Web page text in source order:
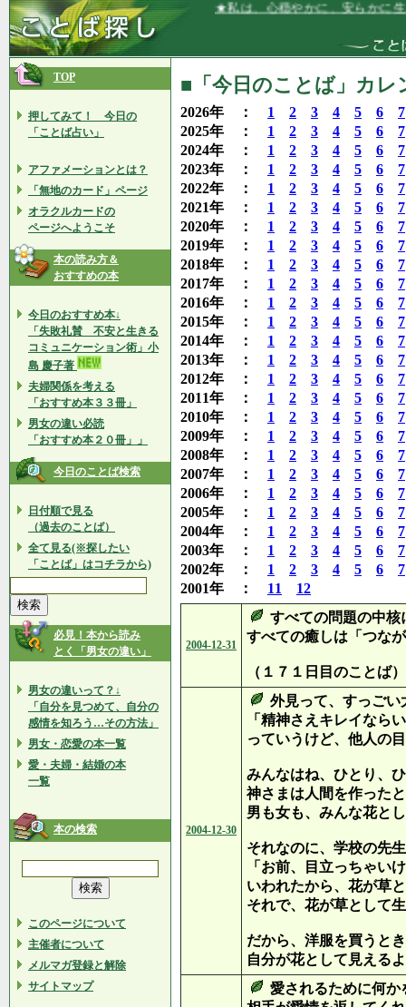
★私は、心穏やかに、安らかに生きてい
TOP
押してみて！ 今日の
「ことば占い」
アファメーションとは？
「無地のカード」ページ
オラクルカードの
ページへようこそ
本の読み方＆
おすすめの本
今日のおすすめ本↓
「失敗礼賛 不安と生きる
コミュニケーション術」小
島 慶子著
夫婦関係を考える
「おすすめ本３３冊」
男女の違い必読
「おすすめ本２０冊」」
今日のことば検索
日付順で見る
（過去のことば）
全て見る(※探したい
「ことば」はコチラから)
必見！本から読み
とく「男女の違い」
男女の違いって？↓
「自分を見つめて、自分の
感情を知ろう…その方法」
男女・恋愛の本一覧
愛・夫婦・結婚の本
一覧
本の検索
このページについて
主催者について
メルマガ登録と解除
サイトマップ
■「今日のことば」カ
2026年 ： 1 2 3 4 5 6
7
2025年 ： 1 2 3 4 5 6
7
2024年 ： 1 2 3 4 5 6
7
2023年 ： 1 2 3 4 5 6
7
2022年 ： 1 2 3 4 5 6
7
2021年 ： 1 2 3 4 5 6
7
2020年 ： 1 2 3 4 5 6
7
2019年 ： 1 2 3 4 5 6
7
2018年 ： 1 2 3 4 5 6
7
2017年 ： 1 2 3 4 5 6
7
2016年 ： 1 2 3 4 5 6
7
2015年 ： 1 2 3 4 5 6
7
2014年 ： 1 2 3 4 5 6
7
2013年 ： 1 2 3 4 5 6
7
2012年 ： 1 2 3 4 5 6
7
2011年 ： 1 2 3 4 5 6
7
2010年 ： 1 2 3 4 5 6
7
2009年 ： 1 2 3 4 5 6
7
2008年 ： 1 2 3 4 5 6
7
2007年 ： 1 2 3 4 5 6
7
2006年 ： 1 2 3 4 5 6
7
2005年 ： 1 2 3 4 5 6
7
2004年 ： 1 2 3 4 5 6
7
2003年 ： 1 2 3 4 5 6
7
2002年 ： 1 2 3 4 5 6
7
2001年 ： 11 12
2004-12-31
すべての問題の中核
すべての癒しは「つな
（１７１日目のことば）
2004-12-30
外見って、すっごい
「精神さえキレイなら
っていうけど、他人の
みんなはね、ひとり、
神さまは人間を作った
男も女も、みんな花と
それなのに、学校の先
「お前、目立っちゃい
いわれたから、花が草
それで、花が草として
だから、洋服を買うと
自分が花として見える
愛されるために何か